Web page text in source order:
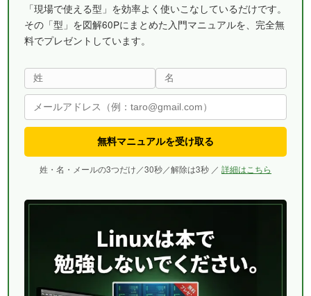
「現場で使える型」を効率よく使いこなしているだけです。
その「型」を図解60Pにまとめた入門マニュアルを、完全無
料でプレゼントしています。
無料マニュアルを受け取る
姓・名・メールの3つだけ／30秒／解除は3秒 ／ 詳細はこちら